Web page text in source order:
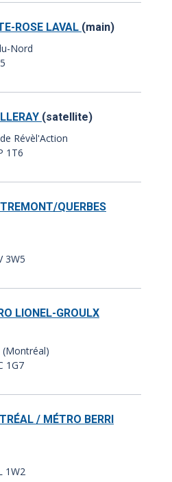
ROSE LAVAL (main)
Nord
(satellite)
Révèl'Action
1T6
QUERBES
3W5
LIONEL-GROULX
(Montréal)
1G7
/ MÉTRO BERRI
1W2